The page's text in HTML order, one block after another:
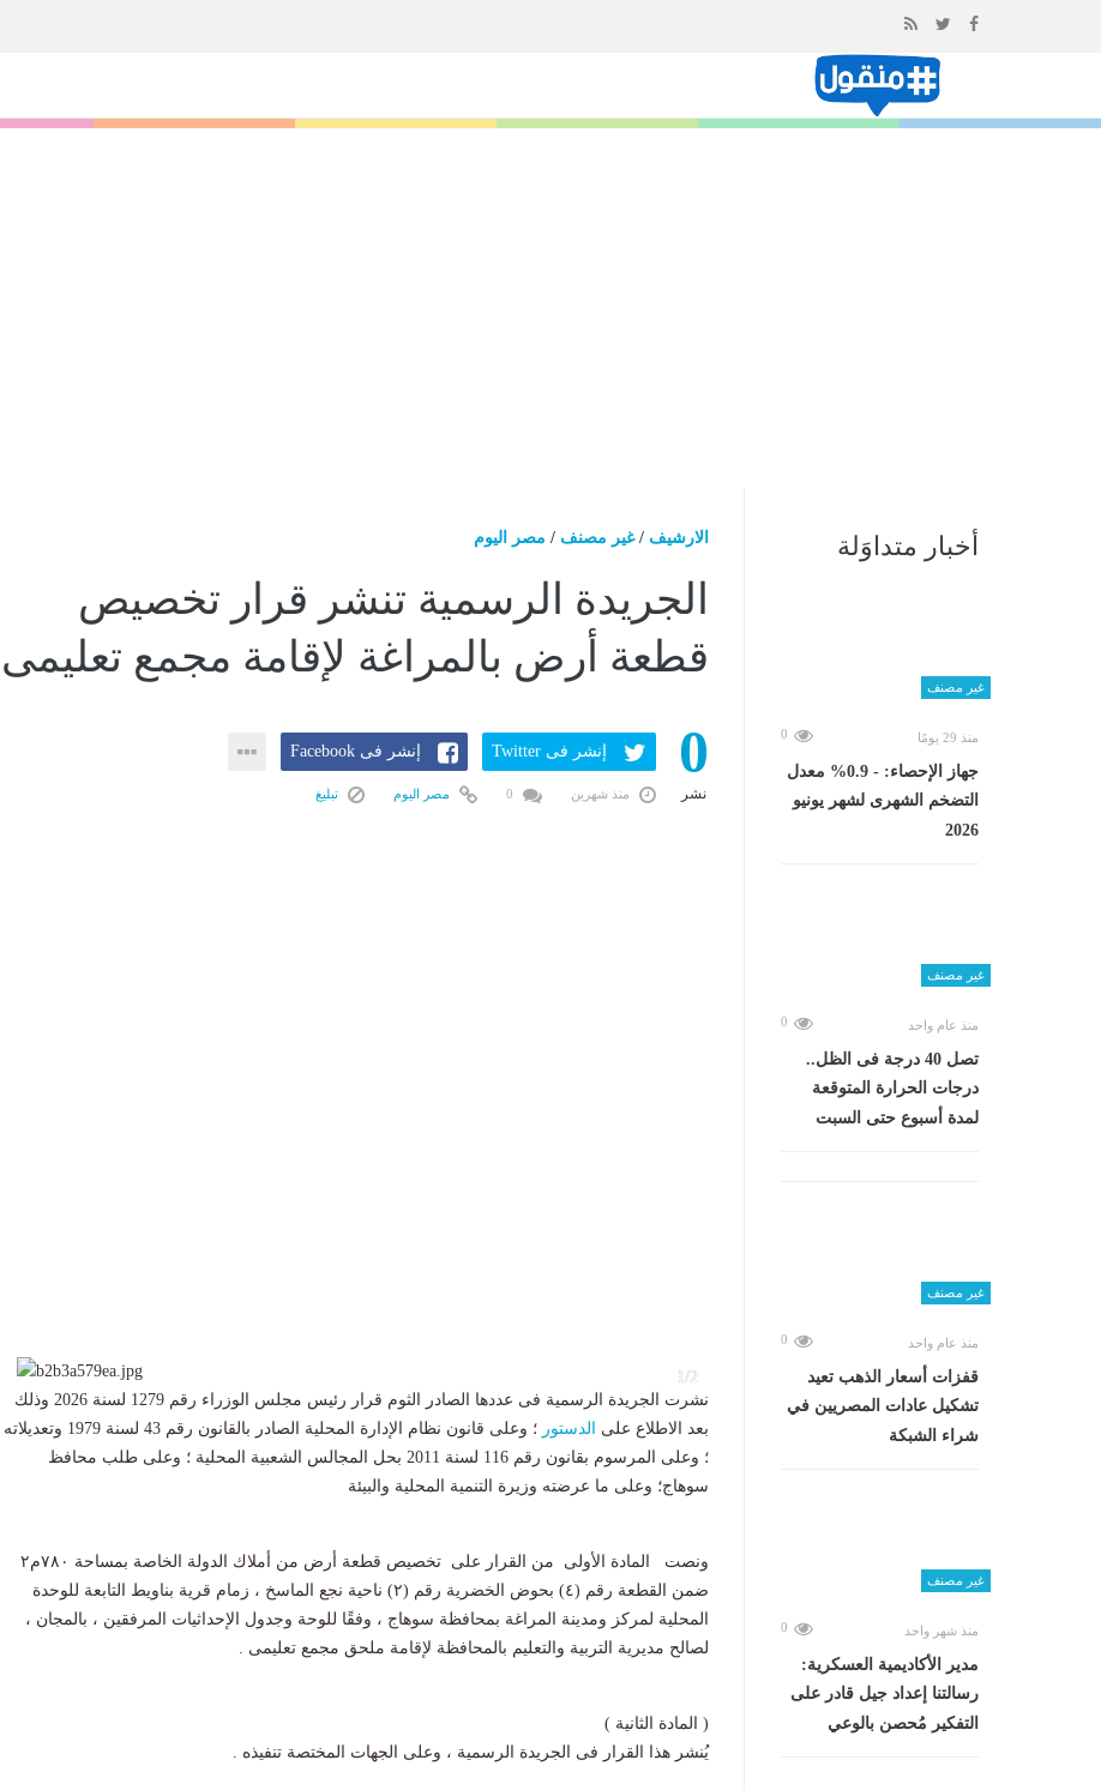
المحتوى
أخبار متداوَلة
غير مصنف
منذ 29 يومًا 0
جهاز الإحصاء: - 0.9% معدل
التضخم الشهرى لشهر يونيو
2026
غير مصنف
منذ عام واحد 0
تصل 40 درجة فى الظل..
درجات الحرارة المتوقعة
لمدة أسبوع حتى السبت
غير مصنف
منذ عام واحد 0
قفزات أسعار الذهب تعيد
تشكيل عادات المصريين في
شراء الشبكة
غير مصنف
منذ شهر واحد 0
مدير الأكاديمية العسكرية:
رسالتنا إعداد جيل قادر على
التفكير مُحصن بالوعي
الارشيف /غير مصنف / مصر اليوم
الجريدة الرسمية تنشر قرار تخصيص
قطعة أرض بالمراغة لإقامة مجمع تعليمى
0
نشر
إنشر فى Twitter إنشر فى Facebook
منذ شهرين مصر اليوم تبليغ
2/2
نشرت الجريدة الرسمية فى عددها الصادر الثوم قرار رئيس مجلس الوزراء رقم 1279 لسنة 2026 وذلك
بعد الاطلاع على الدستور
؛ وعلى قانون نظام الإدارة المحلية الصادر بالقانون رقم 43 لسنة 1979 وتعديلاته
؛ وعلى المرسوم بقانون رقم 116 لسنة 2011 بحل المجالس الشعبية المحلية ؛ وعلى طلب محافظ
سوهاج؛ وعلى ما عرضته وزيرة التنمية المحلية والبيئة
ونصت المادة الأولى من القرار على تخصيص قطعة أرض من أملاك الدولة الخاصة بمساحة ٧٨٠م٢
ضمن القطعة رقم (٤) بحوض الخضرية رقم (٢) ناحية نجع الماسخ ، زمام قرية بناويط التابعة للوحدة
المحلية لمركز ومدينة المراغة بمحافظة سوهاج ، وفقًا للوحة وجدول الإحداثيات المرفقين ، بالمجان ،
لصالح مديرية التربية والتعليم بالمحافظة لإقامة ملحق مجمع تعليمى .
( المادة الثانية )
يُنشر هذا القرار فى الجريدة الرسمية ، وعلى الجهات المختصة تنفيذه .